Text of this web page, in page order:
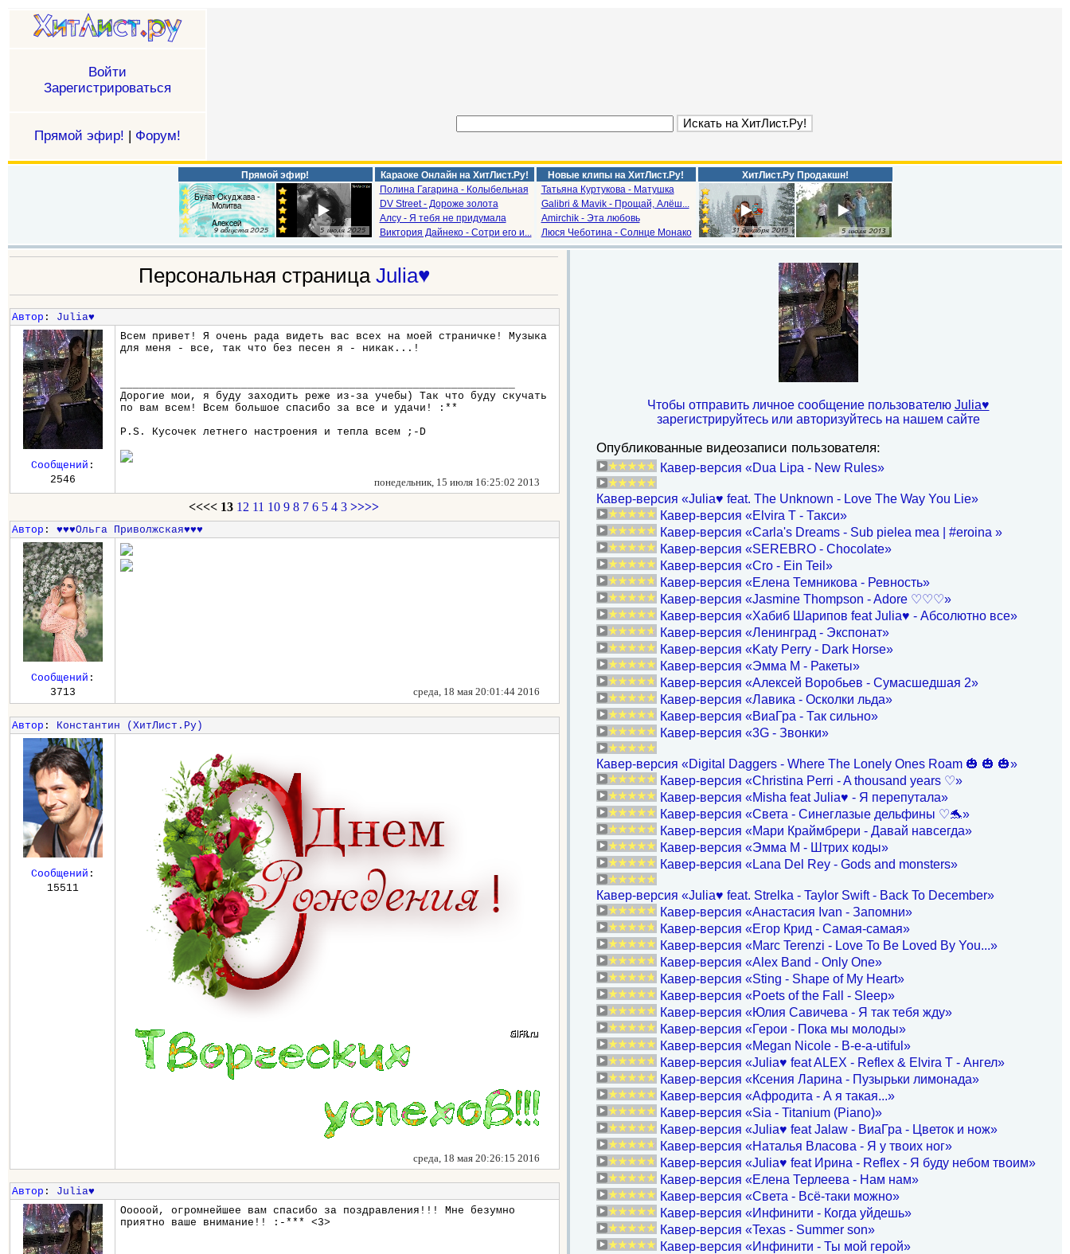
Войти
Зарегистрироваться
Прямой эфир! | Форум!
Прямой эфир!
Караоке Онлайн на ХитЛист.Ру!
Полина Гагарина - Колыбельная
DV Street - Дороже золота
Алсу - Я тебя не придумала
Виктория Дайнеко - Сотри его и...
Новые клипы на ХитЛист.Ру!
Татьяна Куртукова - Матушка
Galibri & Mavik - Прощай, Алёш...
Amirchik - Эта любовь
Люся Чеботина - Солнце Монако
ХитЛист.Ру Продакшн!
Персональная страница Julia♥
Автор : Julia♥
Всем привет! Я очень рада видеть вас всех на моей страничке! Музыка
для меня - все, так что без песен я - никак...!
Дорогие мои, я буду заходить реже из-за учебы) Так что буду скучать
по вам всем! Всем большое спасибо за все и удачи! :**
P.S. Кусочек летнего настроения и тепла всем ;-D
понедельник, 15 июля 16:25:02 2013
Сообщений :
2546
<<<< 13 12 11 10 9 8 7 6 5 4 3 >>>>
Автор :♥♥♥Ольга Приволжская♥♥♥
среда, 18 мая 20:01:44 2016
Сообщений :
3713
Автор : Константин (ХитЛист.Ру)
среда, 18 мая 20:26:15 2016
Сообщений :
15511
Автор : Julia♥
Ооооой, огромнейшее вам спасибо за поздравления!!! Мне безумно
приятно ваше внимание!! :-*** <3>
Чтобы отправить личное сообщение пользователю Julia♥
зарегистрируйтесь или авторизуйтесь на нашем сайте
Опубликованные видеозаписи пользователя:
Кавер-версия «Dua Lipa - New Rules»
Кавер-версия «Julia♥ feat. The Unknown - Love The Way You Lie»
Кавер-версия «Elvira T - Такси»
Кавер-версия «Carla's Dreams - Sub pielea mea | #eroina »
Кавер-версия «SEREBRO - Chocolate»
Кавер-версия «Cro - Ein Teil»
Кавер-версия «Елена Темникова - Ревность»
Кавер-версия «Jasmine Thompson - Adore ♡♡♡»
Кавер-версия «Хабиб Шарипов feat Julia♥ - Абсолютно все»
Кавер-версия «Ленинград - Экспонат»
Кавер-версия «Katy Perry - Dark Horse»
Кавер-версия «Эмма М - Ракеты»
Кавер-версия «Алексей Воробьев - Сумасшедшая 2»
Кавер-версия «Лавика - Осколки льда»
Кавер-версия «ВиаГра - Так сильно»
Кавер-версия «3G - Звонки»
Кавер-версия «Digital Daggers - Where The Lonely Ones Roam 🎃 🎃 🎃»
Кавер-версия «Christina Perri - A thousand years ♡»
Кавер-версия «Misha feat Julia♥ - Я перепутала»
Кавер-версия «Света - Синеглазые дельфины ♡🐬»
Кавер-версия «Мари Краймбрери - Давай навсегда»
Кавер-версия «Эмма М - Штрих коды»
Кавер-версия «Lana Del Rey - Gods and monsters»
Кавер-версия «Julia♥ feat. Strelka - Taylor Swift - Back To December»
Кавер-версия «Анастасия Ivan - Запомни»
Кавер-версия «Егор Крид - Самая-самая»
Кавер-версия «Marc Terenzi - Love To Be Loved By You...»
Кавер-версия «Alex Band - Only One»
Кавер-версия «Sting - Shape of My Heart»
Кавер-версия «Poets of the Fall - Sleep»
Кавер-версия «Юлия Савичева - Я так тебя жду»
Кавер-версия «Герои - Пока мы молоды»
Кавер-версия «Megan Nicole - B-e-a-utiful»
Кавер-версия «Julia♥ feat ALEX - Reflex & Elvira T - Ангел»
Кавер-версия «Ксения Ларина - Пузырьки лимонада»
Кавер-версия «Афродита - А я такая...»
Кавер-версия «Sia - Titanium (Piano)»
Кавер-версия «Julia♥ feat Jalaw - ВиаГра - Цветок и нож»
Кавер-версия «Наталья Власова - Я у твоих ног»
Кавер-версия «Julia♥ feat Ирина - Reflex - Я буду небом твоим»
Кавер-версия «Елена Терлеева - Нам нам»
Кавер-версия «Света - Всё-таки можно»
Кавер-версия «Инфинити - Когда уйдешь»
Кавер-версия «Texas - Summer son»
Кавер-версия «Инфинити - Ты мой герой»